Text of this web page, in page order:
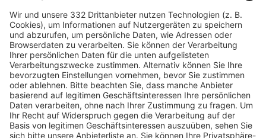
HÄUFIG BESUCHTE SEITEN
Pässe und Vereinswechsel
Trainerausbildung
Schulungsangebot Vereinsmitarbeiter
BFV-Geschäftsstellen
Trainerbörse
Login SpielPlus